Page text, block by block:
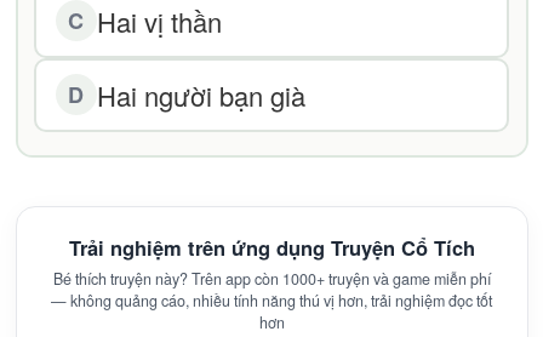
C Hai vị thần
D Hai người bạn già
Trải nghiệm trên ứng dụng Truyện Cổ Tích
Bé thích truyện này? Trên app còn 1000+ truyện và game miễn phí
— không quảng cáo, nhiều tính năng thú vị hơn, trải nghiệm đọc tốt
hơn